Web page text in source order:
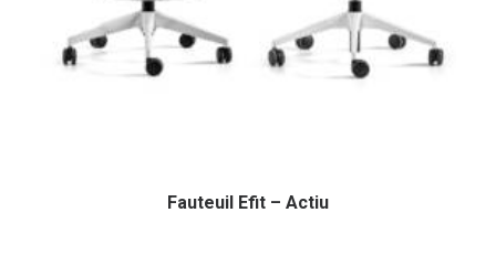
Fauteuil Efit – Actiu